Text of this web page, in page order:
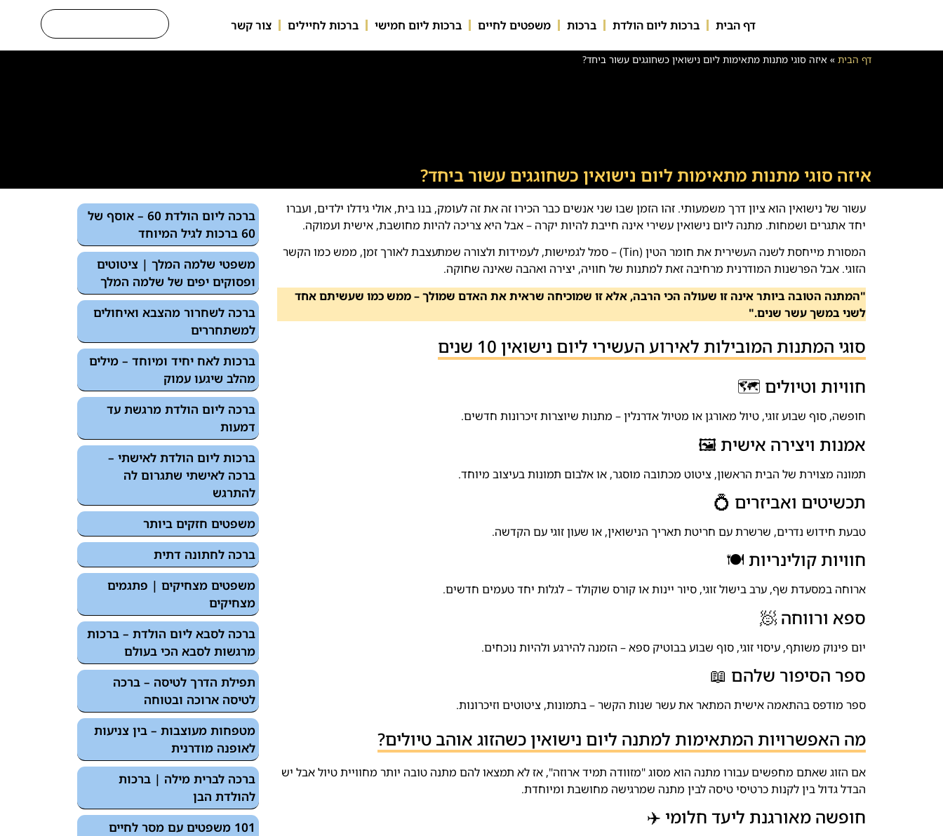
דף הבית ברכות ליום הולדת ברכות משפטים לחיים ברכות ליום חמישי ברכות לחיילים צור קשר
דף הבית » איזה סוגי מתנות מתאימות ליום נישואין כשחוגגים עשור ביחד?
איזה סוגי מתנות מתאימות ליום נישואין כשחוגגים עשור ביחד?
עשור של נישואין הוא ציון דרך משמעותי. זהו הזמן שבו שני אנשים כבר הכירו זה את זה לעומק, בנו בית, אולי גידלו ילדים, ועברו
יחד אתגרים ושמחות. מתנה ליום נישואין עשירי אינה חייבת להיות יקרה – אבל היא צריכה להיות מחושבת, אישית ועמוקה.
המסורת מייחסת לשנה העשירית את חומר הטין (Tin) – סמל לגמישות, לעמידות ולצורה שמתעצבת לאורך זמן, ממש כמו הקשר
הזוגי. אבל הפרשנות המודרנית מרחיבה זאת למתנות של חוויה, יצירה ואהבה שאינה שחוקה.
"המתנה הטובה ביותר אינה זו שעולה הכי הרבה, אלא זו שמוכיחה שראית את האדם שמולך – ממש כמו שעשיתם אחד
לשני במשך עשר שנים."
סוגי המתנות המובילות לאירוע העשירי ליום נישואין 10 שנים
חוויות וטיולים 🗺️
חופשה, סוף שבוע זוגי, טיול מאורגן או מטיול אדרנלין – מתנות שיוצרות זיכרונות חדשים.
אמנות ויצירה אישית 🖼️
תמונה מצוירת של הבית הראשון, ציטוט מכתובה מוסגר, או אלבום תמונות בעיצוב מיוחד.
תכשיטים ואביזרים 💍
טבעת חידוש נדרים, שרשרת עם חריטת תאריך הנישואין, או שעון זוגי עם הקדשה.
חוויות קולינריות 🍽️
ארוחה במסעדת שף, ערב בישול זוגי, סיור יינות או קורס שוקולד – לגלות יחד טעמים חדשים.
ספא ורווחה 🧖
יום פינוק משותף, עיסוי זוגי, סוף שבוע בבוטיק ספא – הזמנה להירגע ולהיות נוכחים.
ספר הסיפור שלהם 📖
ספר מודפס בהתאמה אישית המתאר את עשר שנות הקשר – בתמונות, ציטוטים וזיכרונות.
מה האפשרויות המתאימות למתנה ליום נישואין כשהזוג אוהב טיולים?
אם הזוג שאתם מחפשים עבורו מתנה הוא מסוג "מזוודה תמיד ארוזה", אז לא תמצאו להם מתנה טובה יותר מחוויית טיול אבל יש
הבדל גדול בין לקנות כרטיסי טיסה לבין מתנה שמרגישה מחושבת ומיוחדת.
חופשה מאורגנת ליעד חלומי ✈️
ברכה ליום הולדת 60 – אוסף של
60 ברכות לגיל המיוחד
משפטי שלמה המלך | ציטוטים
ופסוקים יפים של שלמה המלך
ברכה לשחרור מהצבא ואיחולים
למשתחררים
ברכות לאח יחיד ומיוחד – מילים
מהלב שיגעו עמוק
ברכה ליום הולדת מרגשת עד
דמעות
ברכות ליום הולדת לאישתי –
ברכה לאישתי שתגרום לה
להתרגש
משפטים חזקים ביותר
ברכה לחתונה דתית
משפטים מצחיקים | פתגמים
מצחיקים
ברכה לסבא ליום הולדת – ברכות
מרגשות לסבא הכי בעולם
תפילת הדרך לטיסה – ברכה
לטיסה ארוכה ובטוחה
מטפחות מעוצבות – בין צניעות
לאופנה מודרנית
ברכה לברית מילה | ברכות
להולדת הבן
101 משפטים עם מסר לחיים